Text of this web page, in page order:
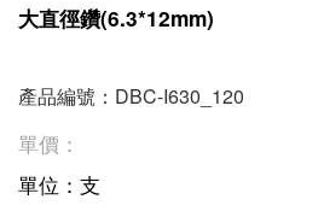
大直徑鑽(6.3*12mm)
產品編號：DBC-I630_120
單價：
單位：支